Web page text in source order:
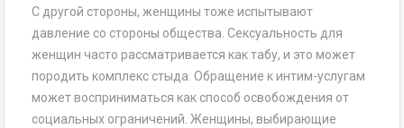
С другой стороны, женщины тоже испытывают
давление со стороны общества. Сексуальность для
женщин часто рассматривается как табу, и это может
породить комплекс стыда. Обращение к интим-услугам
может восприниматься как способ освобождения от
социальных ограничений. Женщины, выбирающие